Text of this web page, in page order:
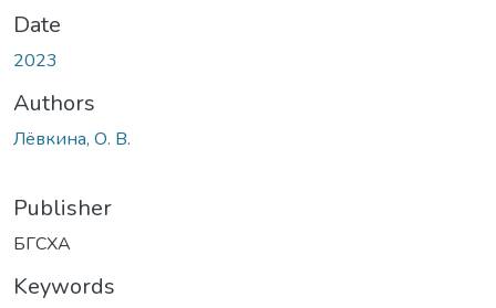
Date
2023
Authors
Лёвкина, О. В.
Publisher
БГСХА
Keywords